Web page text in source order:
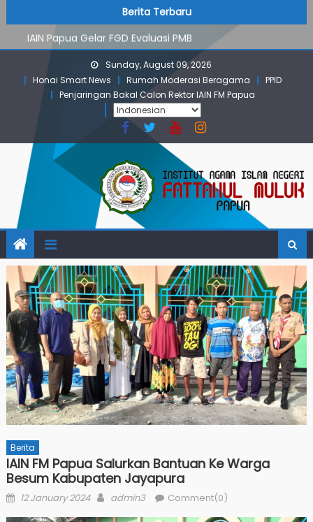
to
content
Berita Terbaru
IAIN Papua Gelar FGD Evaluasi PMB
KKN IAIN Papua: Kelompok Skow Sae Kolaborasi dengan
KKN UGM dan Uncen
Para Mahasiswa PGMI IAIN Papua Tembus Jurnal
Terindeks Google Scholar
Pembekalan KKN: Bangun Komunikasi Aktif dengan
Masyarakat
PMB Jalur Mandiri: Peserta Ujian Dari Lanny Jaya Hingga
Maluku
Sunday, August 09, 2026
Honai Smart News
Rumah Moderasi Beragama
PPID
Penjaringan Bakal Calon Rektor IAIN FM Papua
Berita
IAIN FM Papua Salurkan Bantuan Ke Warga
Besum Kabupaten Jayapura
Posted
12 January 2024 Author
admin3 Comment(0)